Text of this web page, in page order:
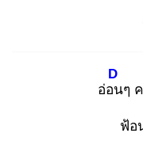
อ่อน
D
ๆ
ฟ้อ